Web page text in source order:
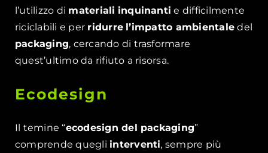
l’utilizzo di materiali inquinanti e difficilmente
riciclabili e per ridurre l’impatto ambientale del
packaging, cercando di trasformare
quest’ultimo da rifiuto a risorsa.
Ecodesign
Il temine “ecodesign del packaging”
comprende quegliinterventi, sempre più